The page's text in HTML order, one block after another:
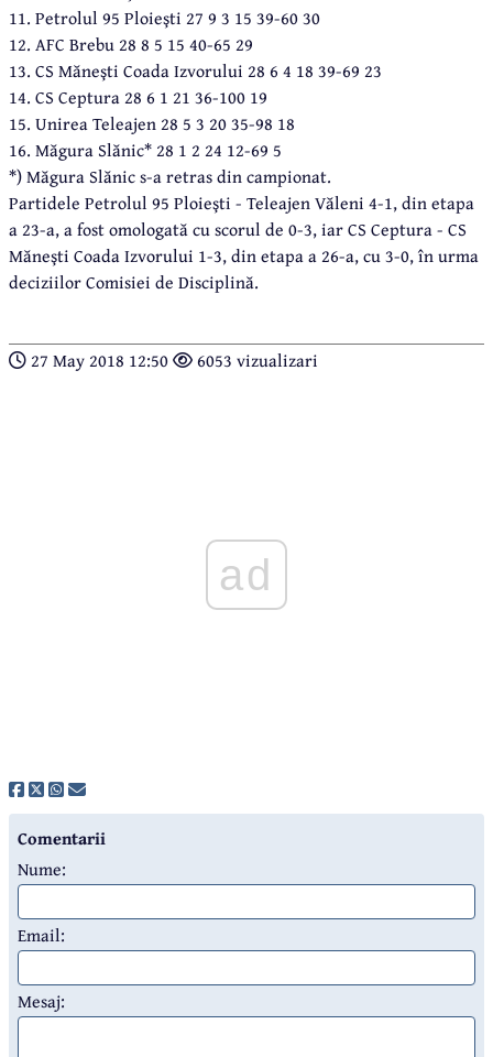
11. Petrolul 95 Ploieşti 27 9 3 15 39-60 30
12. AFC Brebu 28 8 5 15 40-65 29
13. CS Măneşti Coada Izvorului 28 6 4 18 39-69 23
14. CS Ceptura 28 6 1 21 36-100 19
15. Unirea Teleajen 28 5 3 20 35-98 18
16. Măgura Slănic* 28 1 2 24 12-69 5
*) Măgura Slănic s-a retras din campionat.
Partidele Petrolul 95 Ploieşti - Teleajen Văleni 4-1, din etapa
a 23-a, a fost omologată cu scorul de 0-3, iar CS Ceptura - CS
Măneşti Coada Izvorului 1-3, din etapa a 26-a, cu 3-0, în urma
deciziilor Comisiei de Disciplină.
27 May 2018 12:50 6053 vizualizari
ad
Comentarii
Nume:
Email:
Mesaj: